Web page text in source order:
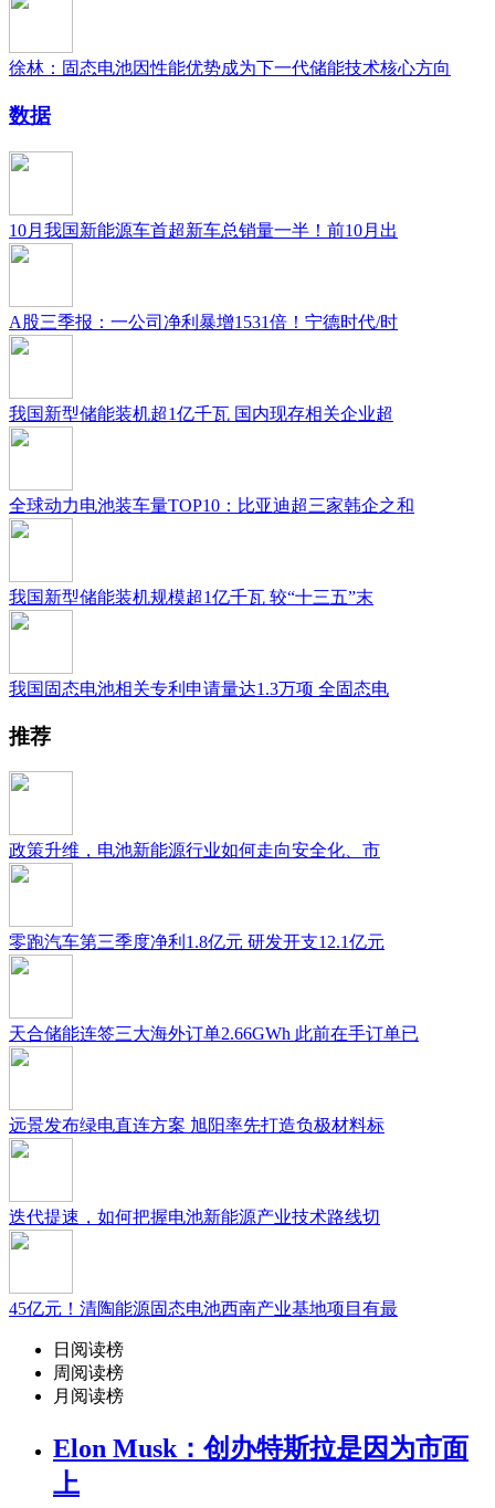
徐林：固态电池因性能优势成为下一代储能技术核心方向
数据
10月我国新能源车首超新车总销量一半！前10月出
A股三季报：一公司净利暴增1531倍！宁德时代/时
我国新型储能装机超1亿千瓦 国内现存相关企业超
全球动力电池装车量TOP10：比亚迪超三家韩企之和
我国新型储能装机规模超1亿千瓦 较“十三五”末
我国固态电池相关专利申请量达1.3万项 全固态电
推荐
政策升维，电池新能源行业如何走向安全化、市
零跑汽车第三季度净利1.8亿元 研发开支12.1亿元
天合储能连签三大海外订单2.66GWh 此前在手订单已
远景发布绿电直连方案 旭阳率先打造负极材料标
迭代提速，如何把握电池新能源产业技术路线切
45亿元！清陶能源固态电池西南产业基地项目有最
日阅读榜
周阅读榜
月阅读榜
Elon Musk：创办特斯拉是因为市面
上